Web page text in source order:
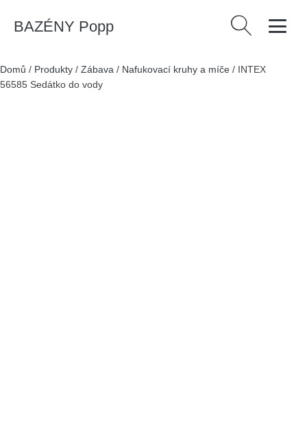
BAZÉNY Popp Vyhledávání
Domů / Produkty / Zábava / Nafukovací kruhy a míče / INTEX
56585 Sedátko do vody